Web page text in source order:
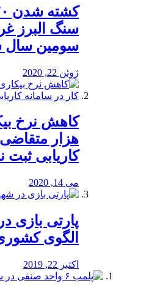
سنگ البرز
سومین سال
ژوئن 22, 2020
هزار
کاریابی ثبت
می 14, 2020
پارتی بازی
الگوی
اکتبر 22, 2019